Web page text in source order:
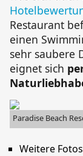
Restaurant
einen
sehr saubere
eignet sich
Paradise Beach
Weitere